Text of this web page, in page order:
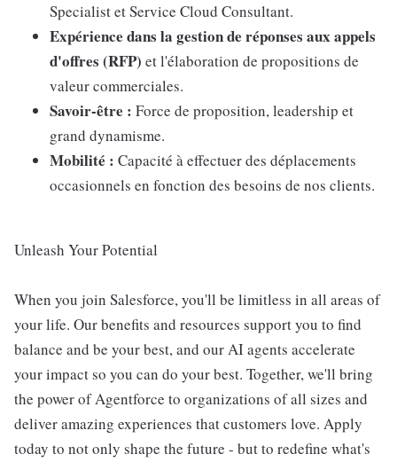
Specialist et Service Cloud Consultant.
Expérience dans la gestion de réponses aux appels
d'offres (RFP) et l'élaboration de propositions de
valeur commerciales.
Savoir-être : Force de proposition, leadership et
grand dynamisme.
Mobilité : Capacité à effectuer des déplacements
occasionnels en fonction des besoins de nos clients.
Unleash Your Potential
When you join Salesforce, you'll be limitless in all areas of
your life. Our benefits and resources support you to find
balance and be your best, and our AI agents accelerate
your impact so you can do your best. Together, we'll bring
the power of Agentforce to organizations of all sizes and
deliver amazing experiences that customers love. Apply
today to not only shape the future - but to redefine what's